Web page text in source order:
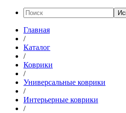
Главная
/
Каталог
/
Коврики
/
Универсальные коврики
/
Интерьерные коврики
/